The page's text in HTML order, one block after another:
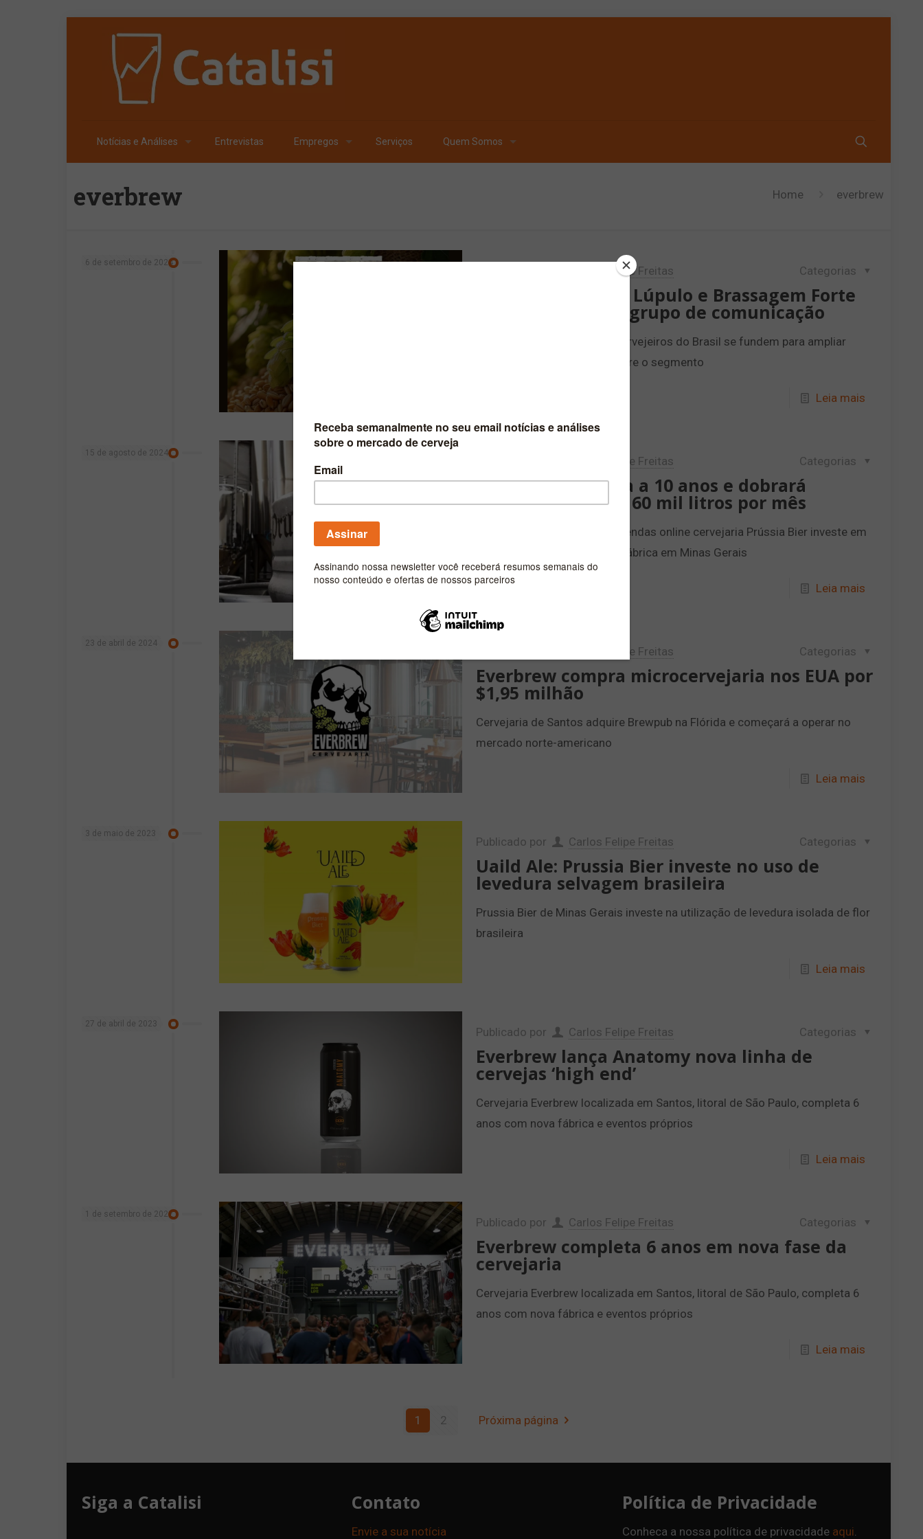
Notícias e Análises Entrevistas Empregos Serviços Quem Somos
everbrew Home everbrew
6 de setembro de 2024
Carlos Felipe Freitas Categorias
Podcasts Surra de Lúpulo e Brassagem Forte
formam um novo grupo de comunicação
Os dois maiores podcasts cervejeiros do Brasil se fundem para ampliar
atuação de comunicação sobre o segmento
Leia mais
15 de agosto de 2024
Carlos Felipe Freitas Categorias
Prussia Bier chega a 10 anos e dobrará
capacidade para 160 mil litros por mês
Com forte crescimento em vendas online cervejaria Prússia Bier investe em
dobrar a capacidade de sua fábrica em Minas Gerais
Leia mais
23 de abril de 2024
Carlos Felipe Freitas Categorias
Everbrew compra microcervejaria nos EUA por
$1,95 milhão
Cervejaria de Santos adquire Brewpub na Flórida e começará a operar no
mercado norte-americano
Leia mais
3 de maio de 2023
Publicado por Carlos Felipe Freitas Categorias
Uaild Ale: Prussia Bier investe no uso de
levedura selvagem brasileira
Prussia Bier de Minas Gerais investe na utilização de levedura isolada de flor
brasileira
Leia mais
27 de abril de 2023
Publicado por Carlos Felipe Freitas Categorias
Everbrew lança Anatomy nova linha de
cervejas ‘high end’
Cervejaria Everbrew localizada em Santos, litoral de São Paulo, completa 6
anos com nova fábrica e eventos próprios
Leia mais
1 de setembro de 2022
Publicado por Carlos Felipe Freitas Categorias
Everbrew completa 6 anos em nova fase da
cervejaria
Cervejaria Everbrew localizada em Santos, litoral de São Paulo, completa 6
anos com nova fábrica e eventos próprios
Leia mais
1 2 Próxima página
Siga a Catalisi Contato
Envie a sua notícia
Política de Privacidade
Conheca a nossa política de privacidade aqui.